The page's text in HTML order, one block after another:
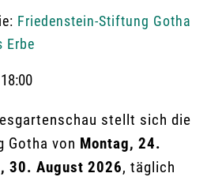
Friedenstein-Stiftung Gotha
Erbe
18:00
stellt sich die
Gotha von Montag, 24.
30. August 2026, täglich